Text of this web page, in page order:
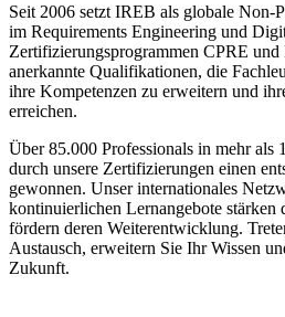
Seit 2006 setzt IREB als globale Non-
im Requirements Engineering und
Zertifizierungsprogrammen CPRE
anerkannte Qualifikationen, die
ihre Kompetenzen zu erweitern und
erreichen.
Über 85.000 Professionals in mehr als
durch unsere Zertifizierungen einen
gewonnen. Unser internationales
kontinuierlichen Lernangebote stärken
fördern deren Weiterentwicklung.
Austausch, erweitern Sie Ihr Wissen
Zukunft.